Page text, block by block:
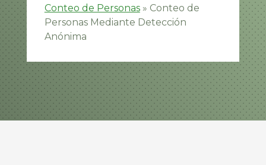
Conteo de Personas» Conteo de
Personas Mediante Detección
Anónima